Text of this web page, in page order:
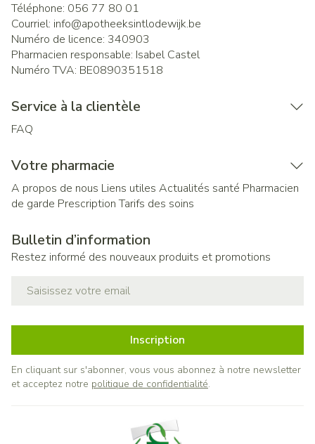
Téléphone: 056 77 80 01
Courriel: info@apotheeksintlodewijk.be
Numéro de licence: 340903
Pharmacien responsable: Isabel Castel
Numéro TVA: BE0890351518
Service à la clientèle
FAQ
Votre pharmacie
A propos de nous Liens utiles Actualités santé Pharmacien
de garde Prescription Tarifs des soins
Bulletin d’information
Restez informé des nouveaux produits et promotions
Inscription
En cliquant sur s'abonner, vous vous abonnez à notre newsletter
et acceptez notre politique de confidentialité.